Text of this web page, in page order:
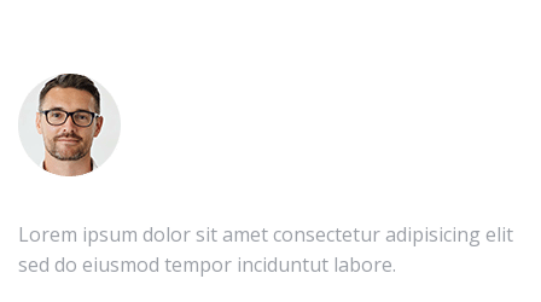
Lorem ipsum dolor sit amet consectetur adipisicing elit
sed do eiusmod tempor inciduntut labore.